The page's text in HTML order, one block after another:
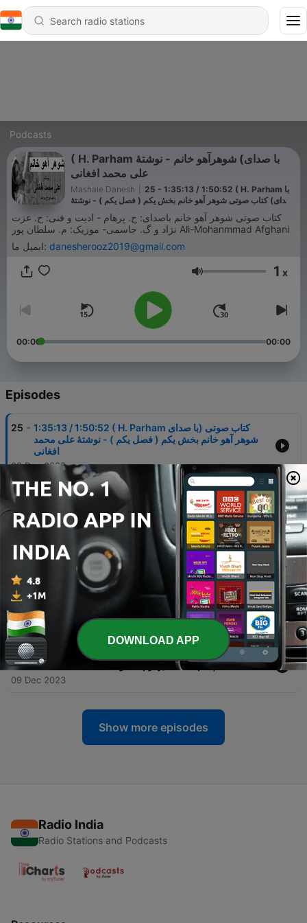
Podcasts
( H. Parham با صدای) شوهرآهو خانم - نوشتۀ
علی محمد افغانی
Mashale Danesh
25 - 1:35:13 / 1:50:52 ( H. Parham با
صدای) کتاب صوتی شوهر آهو خانم بخش یکم ( فصل یکم ) - نوشتۀ
علی محمد افغانی
کتاب صوتی شوهر آهو خانم باصدای: ح. پرهام - ادیت و فنی‌: ح. عزت
نژاد و گ. جاسمی- موزیک: م. سلطان پور Ali-Mohanmmad Afghani
ایمیل ما: danesherooz2019@gmail.com
Volume 1 x
00:00 00:00
Episodes
25 - 1:35:13 / 1:50:52 ( H. Parham با صدای) کتاب صوتی
شوهر آهو خانم بخش یکم ( فصل یکم ) - نوشتۀ علی محمد
افغانی
09 Dec 2023
24 - ( H. Parham با صدای) کتاب صوتی شوهر آهو خانم بخش
دوم ( فصل دوم ) - نوشتۀ علی محمد افغانی
09 Dec 2023
23 - ( H. Parham با صدای ) کتاب صوتی شوهر آهو خانم بخش
سوم ( فصل سوم ) - نوشتۀ علی محمد افغانی
09 Dec 2023
22 - ( H. Parham با صدای ) کتاب صوتی شوهر آهو خانم بخش
چهارم ( دنبالۀ فصل سوم ) - نوشتۀ علی محمد افغانی
09 Dec 2023
21 - ( H. Parham با صدای ) کتاب صوتی شوهر آهو خانم بخش
پنجم ( فصل چهارم ) - نوشتۀ علی محمد افغانی
09 Dec 2023
Show more episodes
Radio India
Radio Stations and Podcasts
DOWNLOAD APP